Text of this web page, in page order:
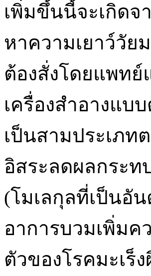
เพิ่มขึ้นนี้จะเกิดจ
หาความเยาว์วั
ต้องสั่งโดยแพท
เครื่องสำอางแบ
เป็นสามประเภ
อิสระลดผลกระท
(โมเลกุลที่เป็นอั
อาการบวมเพิ่มค
ตัวของโรคมะเร็